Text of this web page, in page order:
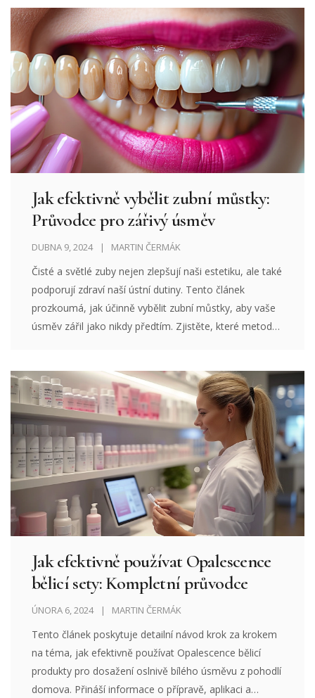
věnovat ceně a dostupnosti těchto rovnátek, aby
rodiče i děti měli kompletní přehled a mohli se
informovaně rozhodnout.
Jak efektivně vybělit zubní můstky:
Průvodce pro zářivý úsměv
DUBNA 9, 2024 MARTIN ČERMÁK
Čisté a světlé zuby nejen zlepšují naši estetiku, ale také
podporují zdraví naší ústní dutiny. Tento článek
prozkoumá, jak účinně vybělit zubní můstky, aby vaše
úsměv zářil jako nikdy předtím. Zjistěte, které metody
nejdelší dobu.
Jak efektivně používat Opalescence
bělicí sety: Kompletní průvodce
ÚNORA 6, 2024 MARTIN ČERMÁK
Tento článek poskytuje detailní návod krok za krokem
na téma, jak efektivně používat Opalescence bělicí
produkty pro dosažení oslnivě bílého úsměvu z pohodlí
domova. Přináší informace o přípravě, aplikaci a